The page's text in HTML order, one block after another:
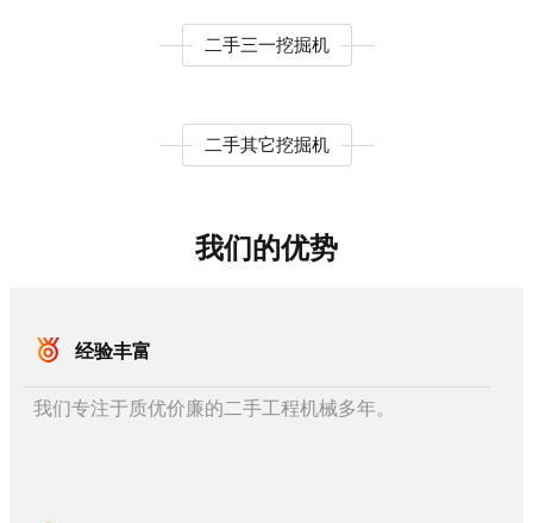
二手三一挖掘机
二手其它挖掘机
我们的优势
经验丰富
我们专注于质优价廉的二手工程机械多年。